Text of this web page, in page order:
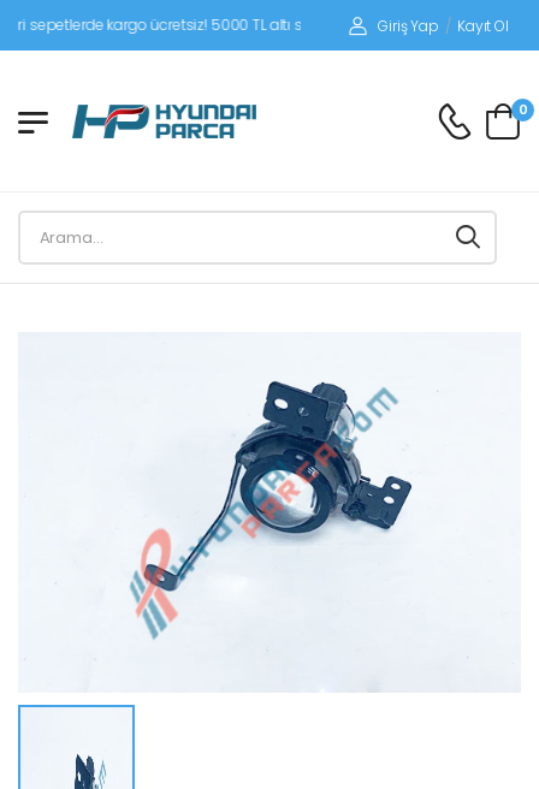
kargo ücretsiz! 5000 TL altı siparişlerinizde siparişleriniz alıcı
Giriş Yap / Kayıt Ol
0